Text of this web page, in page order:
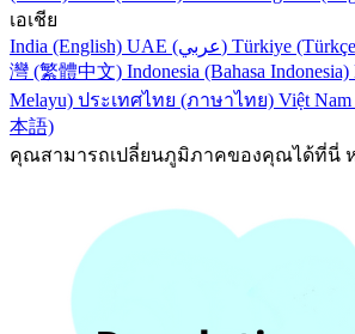
เอเชีย
India (English)
UAE (عربي) Türkiye
灣 (繁體中文) Indonesia (Bahasa Indonesia)
Melayu) ประเทศไทย (ภาษาไทย) Việt
本語)
คุณสามารถเปลี่ยนภูมิภาคของคุณได้ที่นี่